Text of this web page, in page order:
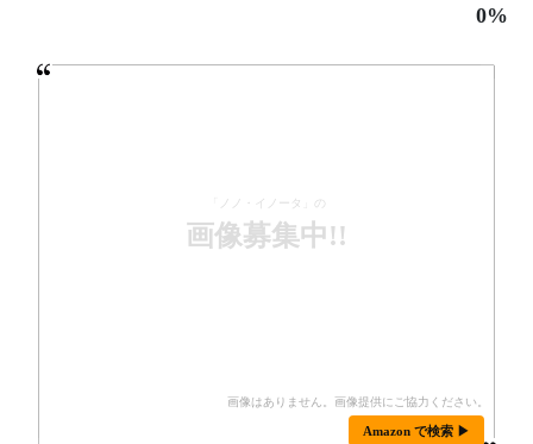
0%
「ノノ・イノータ」の
画像募集中!!
Amazon で検索 ▶